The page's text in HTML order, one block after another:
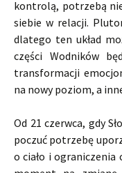
kontrolą, potrzebą
siebie w relacji.
dlatego ten układ
części Wodników
transformacji
na nowy poziom, a
Od 21 czerwca, gdy
poczuć potrzebę
o ciało i ograniczenia